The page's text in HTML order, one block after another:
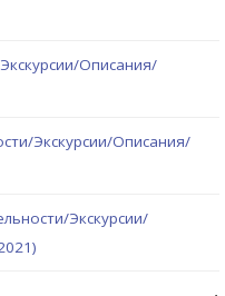
Описания/
Экскурсии/Описания/
Экскурсии/